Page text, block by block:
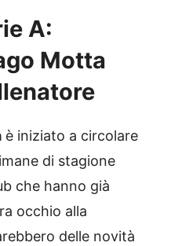
A:
Motta
è iniziato a circolare
di stagione
che hanno già
occhio alla
delle novità